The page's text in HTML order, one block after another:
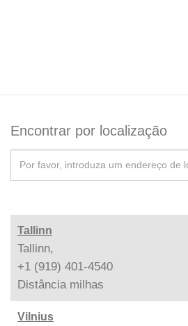
Encontrar por localização
Tallinn
Tallinn,
+1 (919) 401-4540
Distância milhas
Vilnius